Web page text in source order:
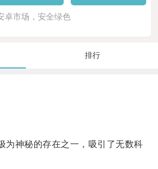
卓市场，安全绿色
排行
神秘的存在之一，吸引了无数科